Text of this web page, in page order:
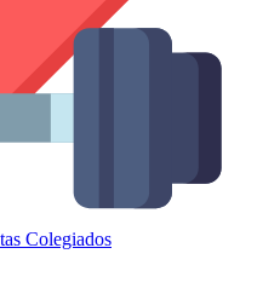
Colegiados